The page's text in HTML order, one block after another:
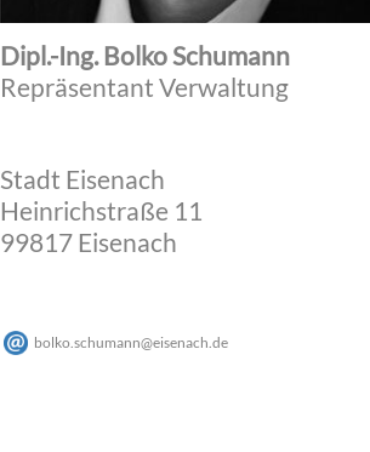
Dipl.-Ing. Bolko Schumann
Repräsentant Verwaltung
Stadt Eisenach
Heinrichstraße 11
99817 Eisenach
bolko.schumann@eisenach .de